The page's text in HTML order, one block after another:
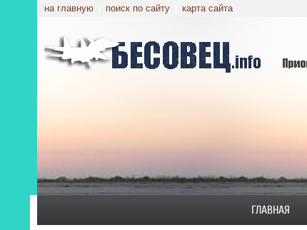
на главную поиск по сайту карта сайта
ГЛАВНАЯ